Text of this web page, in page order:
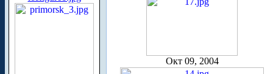
Окт 09, 2004